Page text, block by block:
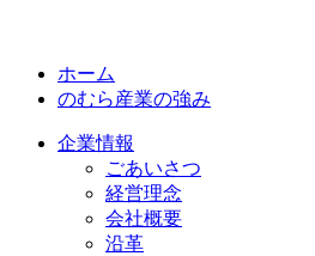
ホーム
のむら産業の強み
企業情報
ごあいさつ
経営理念
会社概要
沿革